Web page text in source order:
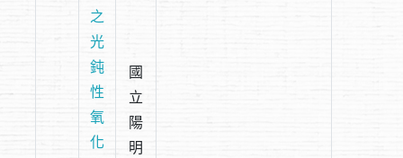
之
光
鈍
性
氧
化
國
立
陽
明